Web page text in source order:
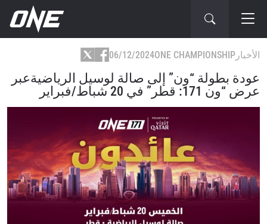
الأخبار ONE CHAMPIONSHIP
06/12/2024
عودة بطولة “ون” إلى صالة لوسيل الرياضيةعبر
عرض “ون 171: قطر” في 20 شباط/فبراير